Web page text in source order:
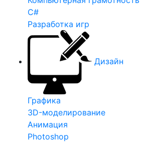
C#
Разработка игр
Дизайн
Графика
3D-моделирование
Анимация
Photoshop